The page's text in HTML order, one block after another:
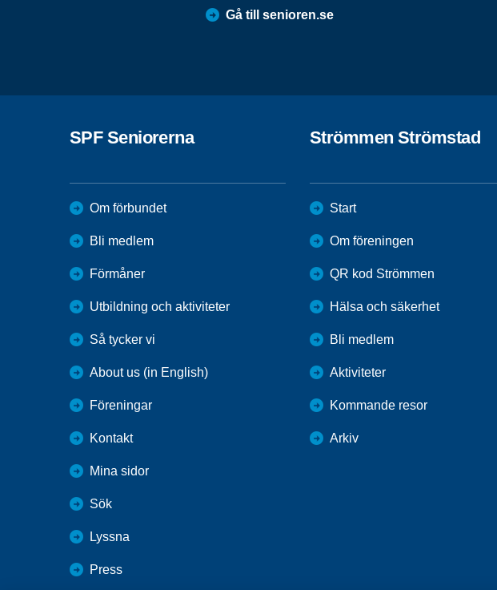
Gå till senioren.se
SPF Seniorerna
Om förbundet
Bli medlem
Förmåner
Utbildning och aktiviteter
Så tycker vi
About us (in English)
Föreningar
Kontakt
Mina sidor
Sök
Lyssna
Press
Strömmen Strömstad
Start
Om föreningen
QR kod Strömmen
Hälsa och säkerhet
Bli medlem
Aktiviteter
Kommande resor
Arkiv